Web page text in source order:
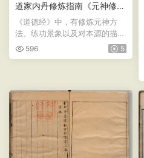
道家内丹修炼指南《元神修炼
法》
《道德经》中，有修炼元神方
法、练功景象以及对本源的描
述。如： 谷神不死、是谓...
596 5